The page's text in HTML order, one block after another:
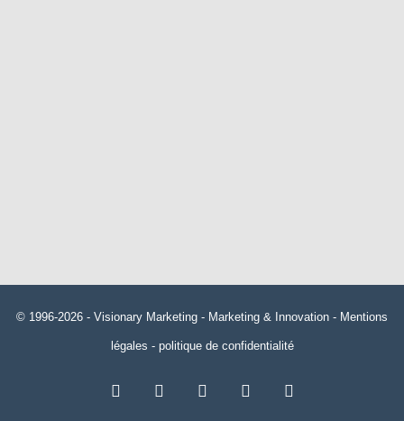
© 1996-2026 - Visionary Marketing - Marketing & Innovation - Mentions
légales - politique de confidentialité
Facebook Linkedin